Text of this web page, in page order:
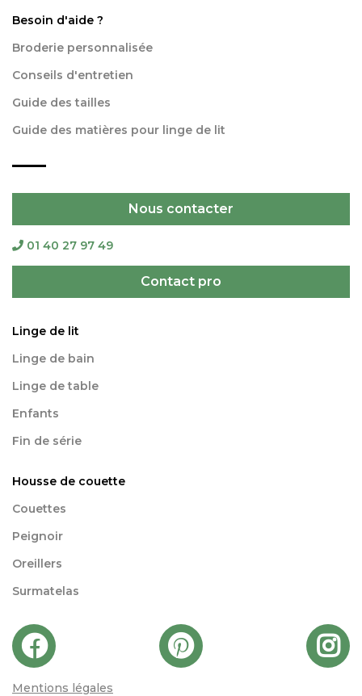
Besoin d'aide ?
Broderie personnalisée
Conseils d'entretien
Guide des tailles
Guide des matières pour linge de lit
Nous contacter
01 40 27 97 49
Contact pro
Linge de lit
Linge de bain
Linge de table
Enfants
Fin de série
Housse de couette
Couettes
Peignoir
Oreillers
Surmatelas
Mentions légales